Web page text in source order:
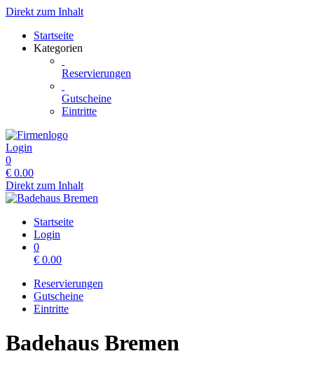
Direkt zum Inhalt
Startseite
Kategorien
Reservierungen
Gutscheine
Eintritte
Login
0
€ 0.00
Direkt zum Inhalt
Startseite
Login
0
€ 0.00
Reservierungen
Gutscheine
Eintritte
Badehaus Bremen